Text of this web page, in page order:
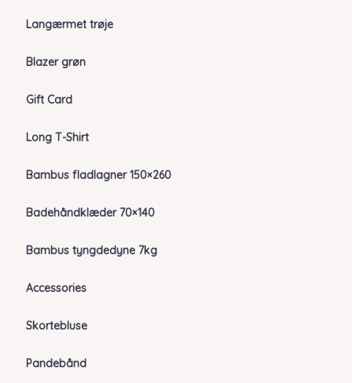
Langærmet trøje
Blazer grøn
Gift Card
Long T-Shirt
Bambus fladlagner 150×260
Badehåndklæder 70×140
Bambus tyngdedyne 7kg
Accessories
Skortebluse
Pandebånd